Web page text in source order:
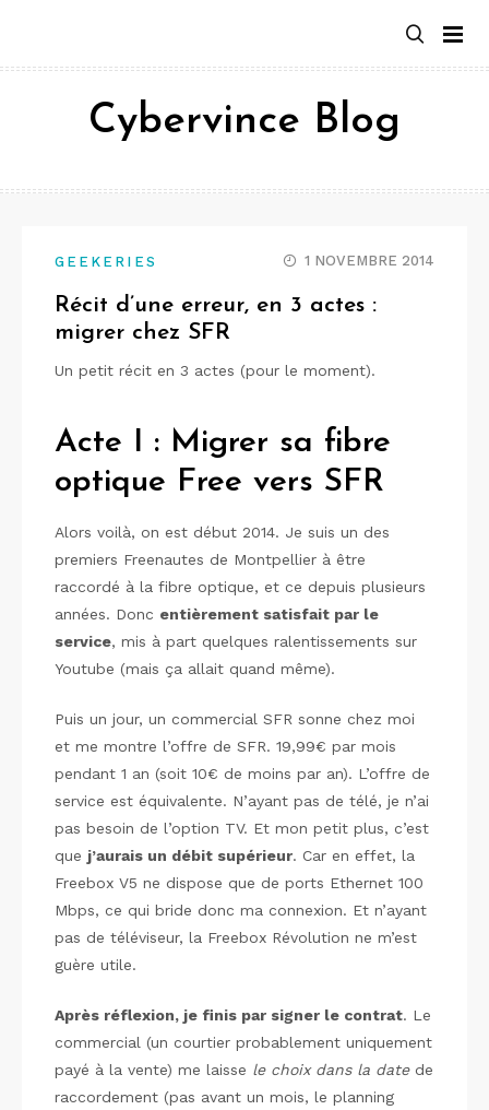
contenu
Cybervince Blog
GEEKERIES 1 NOVEMBRE 2014
Récit d’une erreur, en 3 actes :
migrer chez SFR
Un petit récit en 3 actes (pour le moment).
Acte I : Migrer sa fibre
optique Free vers SFR
Alors voilà, on est début 2014. Je suis un des
premiers Freenautes de Montpellier à être
raccordé à la fibre optique, et ce depuis plusieurs
années. Donc entièrement satisfait par le
service, mis à part quelques ralentissements sur
Youtube (mais ça allait quand même).
Puis un jour, un commercial SFR sonne chez moi
et me montre l’offre de SFR. 19,99€ par mois
pendant 1 an (soit 10€ de moins par an). L’offre de
service est équivalente. N’ayant pas de télé, je n’ai
pas besoin de l’option TV. Et mon petit plus, c’est
que j’aurais un débit supérieur. Car en effet, la
Freebox V5 ne dispose que de ports Ethernet 100
Mbps, ce qui bride donc ma connexion. Et n’ayant
pas de téléviseur, la Freebox Révolution ne m’est
guère utile.
Après réflexion, je finis par signer le contrat. Le
commercial (un courtier probablement uniquement
payé à la vente) me laisse le choix dans la datede
raccordement (pas avant un mois, le planning